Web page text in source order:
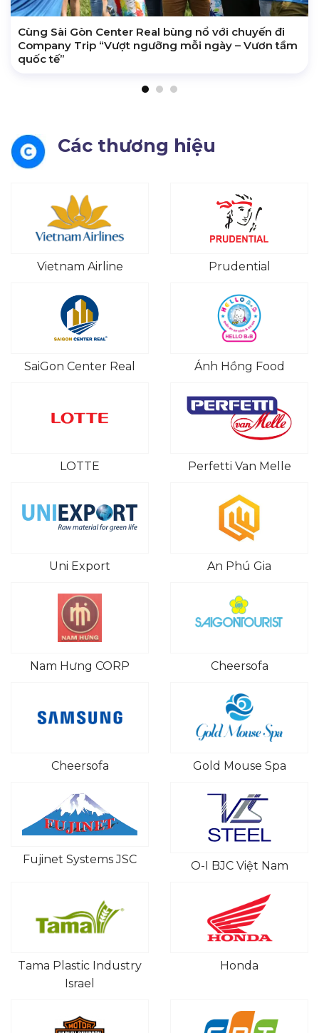
Cùng Sài Gòn Center Real bùng nổ với chuyến đi
Company Trip “Vượt ngưỡng mỗi ngày – Vươn tầm
quốc tế”
Các thương hiệu
Vietnam Airline Prudential
SaiGon Center Real Ánh Hồng Food
LOTTE Perfetti Van Melle
Uni Export An Phú Gia
Nam Hưng CORP Cheersofa
Cheersofa Gold Mouse Spa
Fujinet Systems JSC O-I BJC Việt Nam
Tama Plastic Industry
Israel
Honda